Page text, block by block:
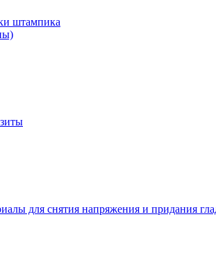
штампика
для снятия напряжения и придания